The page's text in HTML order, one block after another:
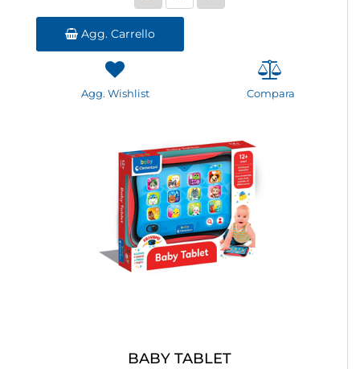
Agg. Carrello
Agg. Wishlist Compara
BABY TABLET